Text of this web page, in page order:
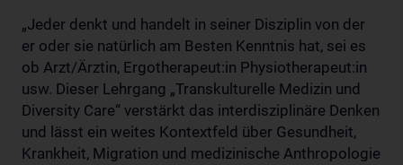
„Jeder denkt und handelt in seiner Disziplin von der
er oder sie natürlich am Besten Kenntnis hat, sei es
ob Arzt/Ärztin, Ergotherapeut:in Physiotherapeut:in
usw. Dieser Lehrgang „Transkulturelle Medizin und
Diversity Care“ verstärkt das interdisziplinäre Denken
und lässt ein weites Kontextfeld über Gesundheit,
Krankheit, Migration und medizinische Anthropologie